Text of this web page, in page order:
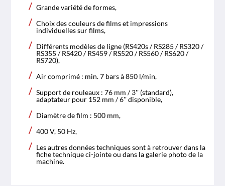
Grande variété de formes,
Choix des couleurs de films et impressions
individuelles sur films,
Différents modèles de ligne (RS420s / RS285 / RS320 /
RS355 / RS420 / RS459 / RS520 / RS560 / RS620 /
RS720),
Air comprimé : min. 7 bars à 850 l/min,
Support de rouleaux : 76 mm / 3'' (standard),
adaptateur pour 152 mm / 6'' disponible,
Diamètre de film : 500 mm,
400 V, 50 Hz,
Les autres données techniques sont à retrouver dans la
fiche technique ci-jointe ou dans la galerie photo de la
machine.